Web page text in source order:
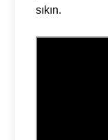
sıkın.